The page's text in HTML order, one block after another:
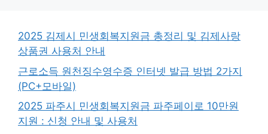
2025 김제시 민생회복지원금 총정리 및 김제사랑
상품권 사용처 안내
근로소득 원천징수영수증 인터넷 발급 방법 2가지
(PC+모바일)
2025 파주시 민생회복지원금 파주페이로 10만원
지원 : 신청 안내 및 사용처